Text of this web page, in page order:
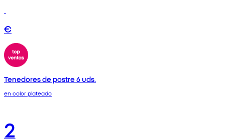
€
Tenedores de postre 6 uds.
en color plateado
2